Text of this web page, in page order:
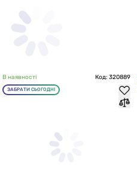
В наявності Код: 320889
ЗАБРАТИ СЬОГОДНІ